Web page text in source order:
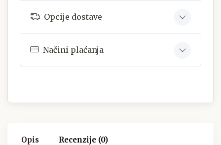
Opcije dostave
Načini plaćanja
Opis Recenzije (0)